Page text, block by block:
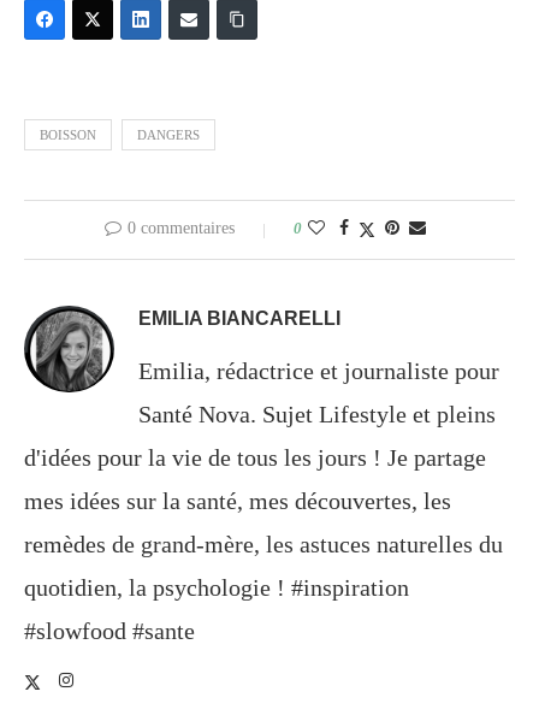
BOISSON DANGERS
0 commentaires 0
EMILIA BIANCARELLI
Emilia, rédactrice et journaliste pour
Santé Nova. Sujet Lifestyle et pleins
d'idées pour la vie de tous les jours ! Je partage
mes idées sur la santé, mes découvertes, les
remèdes de grand-mère, les astuces naturelles du
quotidien, la psychologie ! #inspiration
#slowfood #sante